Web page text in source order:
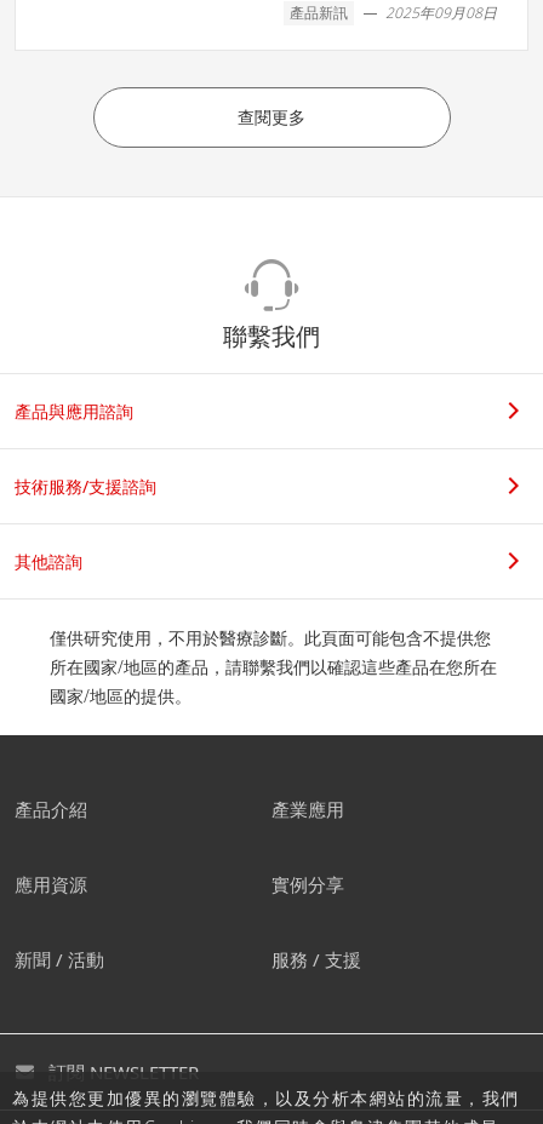
產品新訊 2025年09月08日
查閱更多
為提供您更加優異的瀏覽體驗，以及分析本網站的流量，我們
聯繫我們
產品與應用諮詢
技術服務/支援諮詢
其他諮詢
僅供研究使用，不用於醫療診斷。此頁面可能包含不提供您
所在國家/地區的產品，請聯繫我們以確認這些產品在您所在
國家/地區的提供。
產品介紹 產業應用
應用資源 實例分享
新聞 / 活動 服務 / 支援
訂閱 NEWSLETTER